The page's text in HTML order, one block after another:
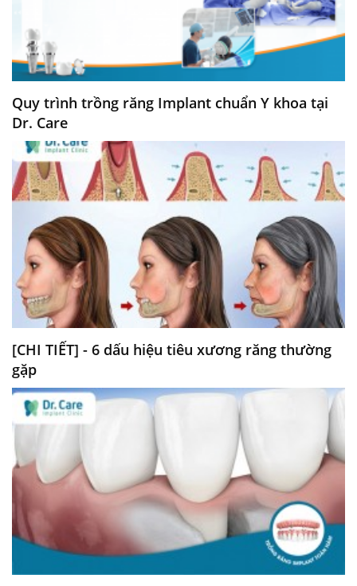
Quy trình trồng răng Implant chuẩn Y khoa tại
Dr. Care
[CHI TIẾT] - 6 dấu hiệu tiêu xương răng thường
gặp